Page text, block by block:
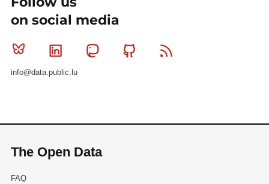
on social media
Bluesky Linkedin MastodonGithub
info@data.public.lu
The Open Data
FAQ